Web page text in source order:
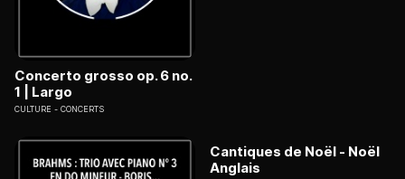
Concerto grosso op. 6 no.
1 | Largo
CULTURE CONCERTS
Cantiques de Noël - Noël
Anglais